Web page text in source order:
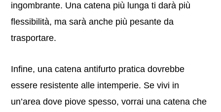
ingombrante. Una catena più lunga ti darà più
flessibilità, ma sarà anche più pesante da
trasportare.
Infine, una catena antifurto pratica dovrebbe
essere resistente alle intemperie. Se vivi in
un’area dove piove spesso, vorrai una catena che